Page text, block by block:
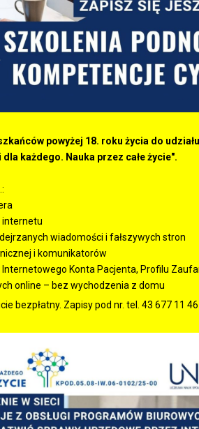
powyżej 18. roku życia do
każdego. Nauka przez całe życie".
internetu
wiadomości i fałszywych stron
i komunikatorów
Internetowego Konta Pacjenta, Profilu
online – bez wychodzenia z domu
bezpłatny. Zapisy pod nr. tel. 43 677 11 46